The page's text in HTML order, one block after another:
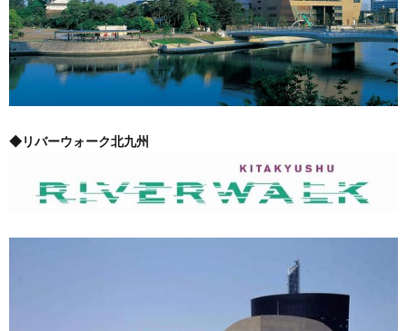
◆リバーウォーク北九州